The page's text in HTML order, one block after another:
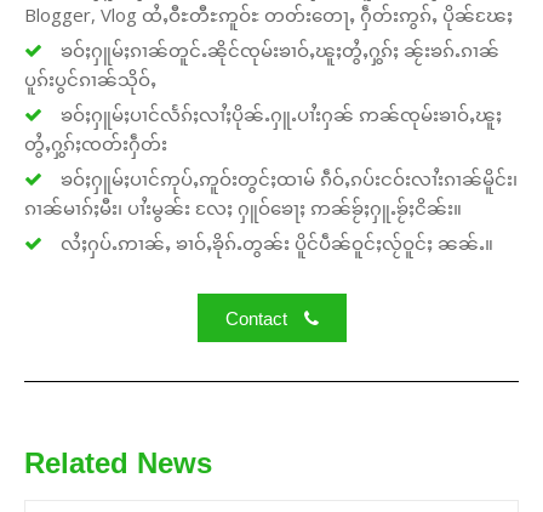
Blogger, Vlog ထႆႇဝီႊတီႊဢူဝ်ႊ တတ်းတေႃႇ ႁဵတ်းဢွၵ်ႇ ပိုၼ်ၽႄႈ
ၶဝ်ႈႁူမ်ႈၵၢၼ်တူင်ႉၼိုင်ၸုမ်းၶၢဝ်ႇၽူႈတွႆႇႁွၵ်ႈ ၼႂ်းၶၵ်ႉၵၢၼ်
ပူၵ်းပွင်ၵၢၼ်သိုဝ်ႇ
ၶဝ်ႈႁူမ်ႈပၢင်လႅၵ်ႈလၢႆႈပိုၼ်ႉႁူႉပၢႆးႁၼ် ဢၼ်ၸုမ်းၶၢဝ်ႇၽူႈ
တွႆႇႁွၵ်ႈၸတ်းႁဵတ်း
ၶဝ်ႈႁူမ်ႈပၢင်ဢုပ်ႇဢူဝ်းတွင်ႈထၢမ် ၵဵဝ်ႇၵပ်းငဝ်းလၢႆးၵၢၼ်မိူင်း၊
ၵၢၼ်မၢၵ်ႈမီး၊ ပၢႆးမွၼ်း လႄႈ ႁူဝ်ၶေႃႈ ဢၼ်ၶႂ်ႈႁူႉၶႂ်ႈငိၼ်း။
လႆႈႁပ်ႉဢၢၼ်ႇ ၶၢဝ်ႇၶိုၵ်ႉတွၼ်း ပိူင်ပဵၼ်ဝူင်ႈလႂ်ဝူင်ႈ ၼၼ်ႉ။
Contact
Related News